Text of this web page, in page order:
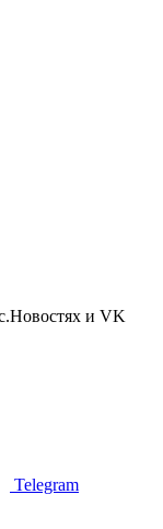
и VK
Telegram